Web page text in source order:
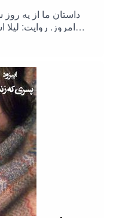
داستان ما از یه
امروز. روایت: